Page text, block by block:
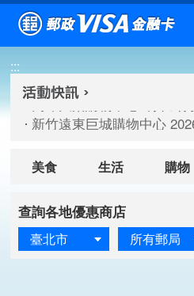
跳到主要內容區塊
:::
高雄大樂購物中心 刷卡郵
臺北三創生活 有點東西第
高雄大樂購物中心 刷卡郵
新竹遠東巨城購物中心
美食 生活 購物
查詢各地優惠商店
臺北市 所有郵局